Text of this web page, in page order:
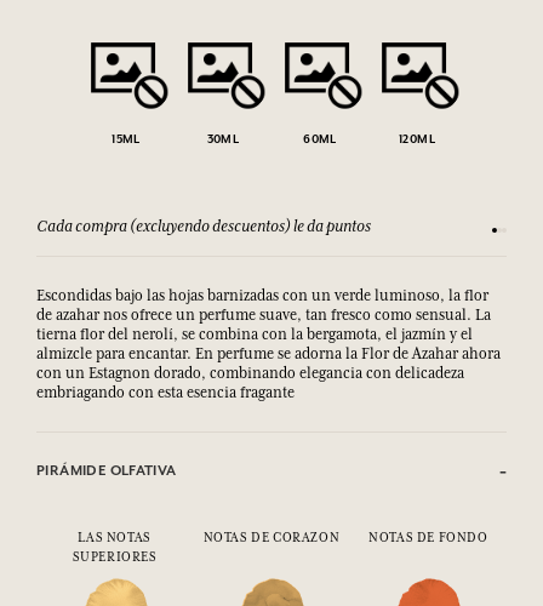
15ML 30ML 60ML 120ML
Cada compra (excluyendo descuentos) le da puntos
Escondidas bajo las hojas barnizadas con un verde luminoso, la flor
de azahar nos ofrece un perfume suave, tan fresco como sensual. La
tierna flor del nerolí, se combina con la bergamota, el jazmín y el
almizcle para encantar. En perfume se adorna la Flor de Azahar ahora
con un Estagnon dorado, combinando elegancia con delicadeza
embriagando con esta esencia fragante
PIRÁMIDE OLFATIVA
LAS NOTAS
SUPERIORES
NOTAS DE CORAZON NOTAS DE FONDO